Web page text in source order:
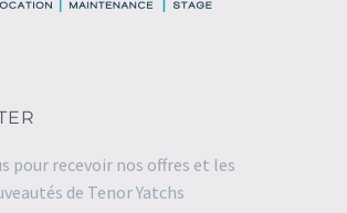
pour recevoir nos offres et les
de Tenor Yatchs